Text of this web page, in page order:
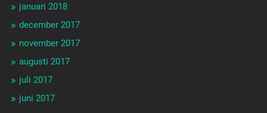
januari 2018
december 2017
november 2017
augusti 2017
juli 2017
juni 2017